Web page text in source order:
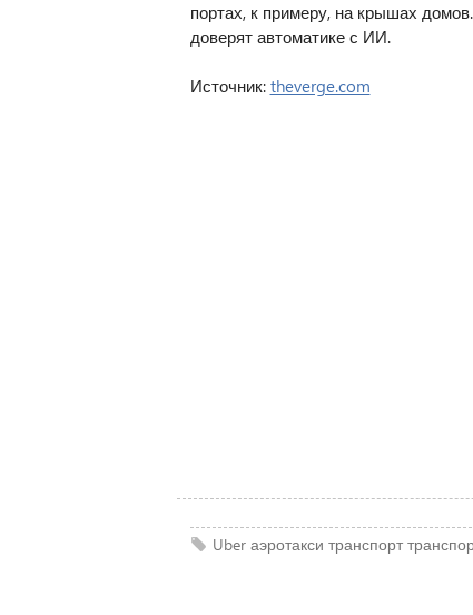
портах, к примеру, на крышах
доверят автоматике с ИИ.
Источник: theverge.com
Uber аэротакси транспорт